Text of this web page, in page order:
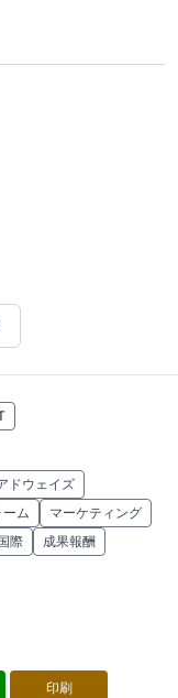
ドウェイズ
ム
マーケティング
際
成果報酬
印刷